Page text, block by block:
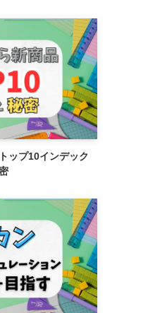
ップ10インデック